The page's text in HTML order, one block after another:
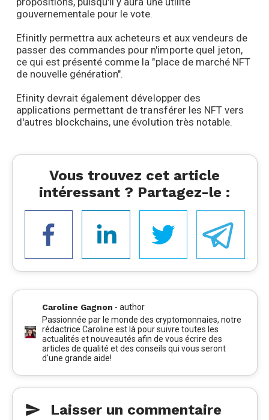
gouvernementale pour le vote.
Efinitly permettra aux acheteurs et aux vendeurs de
passer des commandes pour n'importe quel jeton,
ce qui est présenté comme la "place de marché NFT
de nouvelle génération".
Efinity devrait également développer des
applications permettant de transférer les NFT vers
d'autres blockchains, une évolution très notable.
Vous trouvez cet article
intéressant ? Partagez-le :
Caroline Gagnon -author
Passionnée par le monde des cryptomonnaies, notre
rédactrice Caroline est là pour suivre toutes les
actualités et nouveautés afin de vous écrire des
articles de qualité et des conseils qui vous seront
d'une grande aide!
Laisser un commentaire